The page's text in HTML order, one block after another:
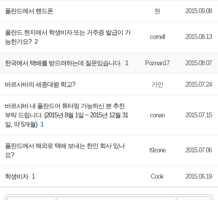
폴란드에서 핸드폰 현 2015.09.08
폴란드 현지에서 학생비자 또는 거주증 발급이 가
능한가요? 2
cornell 2015.08.13
한국에서 택배를 받으려하는데 질문있습니다. 1 Poznan17 2015.08.07
바르사바의 세종대왕 학교? 가인 2015.07.24
바르샤바 내 폴란드어 튜터링 가능하신 분 추천
부탁 드립니다. (2015년 8월 1일 ~ 2015년 12월 31
일, 약 5개월) 1
conan 2015.07.15
폴란드에서 해외로 택배 보내는 한인 회사 있나
요?
t9zone 2015.07.06
학생비자 1 Cook 2015.06.19